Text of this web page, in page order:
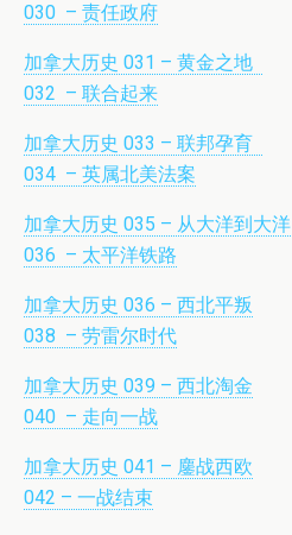
030 – 责任政府
加拿大历史 031 – 黄金之地
032 – 联合起来
加拿大历史 033 – 联邦孕育
034 – 英属北美法案
加拿大历史 035 – 从大洋到大洋
036 – 太平洋铁路
加拿大历史 036 – 西北平叛
038 – 劳雷尔时代
加拿大历史 039 – 西北淘金
040 – 走向一战
加拿大历史 041 – 鏖战西欧
042 – 一战结束